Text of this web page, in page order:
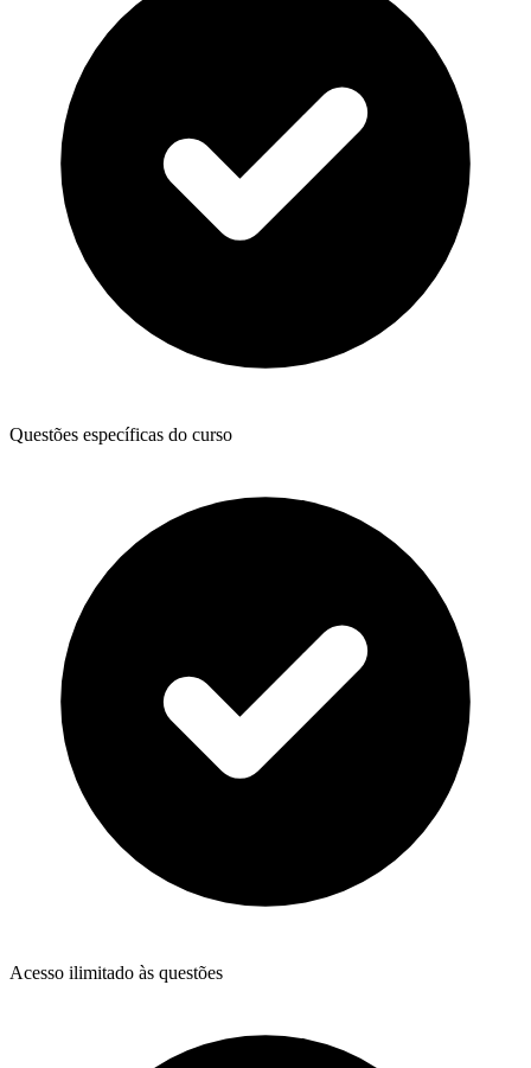
Questões específicas do curso
Acesso ilimitado às questões